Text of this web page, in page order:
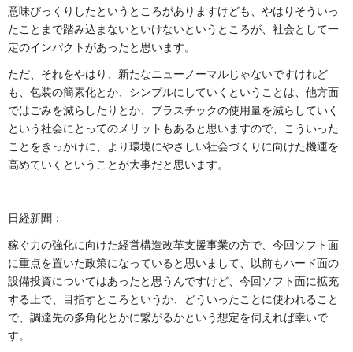
意味びっくりしたというところがありますけども、やはりそういっ
たことまで踏み込まないといけないというところが、社会として一
定のインパクトがあったと思います。
ただ、それをやはり、新たなニューノーマルじゃないですけれど
も、包装の簡素化とか、シンプルにしていくということは、他方面
ではごみを減らしたりとか、プラスチックの使用量を減らしていく
という社会にとってのメリットもあると思いますので、こういった
ことをきっかけに、より環境にやさしい社会づくりに向けた機運を
高めていくということが大事だと思います。
日経新聞：
稼ぐ力の強化に向けた経営構造改革支援事業の方で、今回ソフト面
に重点を置いた政策になっていると思いまして、以前もハード面の
設備投資についてはあったと思うんですけど、今回ソフト面に拡充
する上で、目指すところというか、どういったことに使われること
で、調達先の多角化とかに繋がるかという想定を伺えれば幸いで
す。